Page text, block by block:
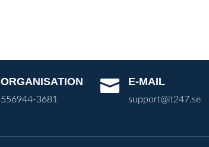
ORGANISATION
556944-3681
 E-MAIL
support@it247.se